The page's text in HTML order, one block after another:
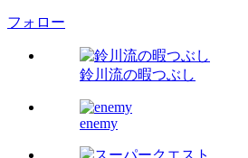
フォロー
鈴川流の暇つぶし
enemy